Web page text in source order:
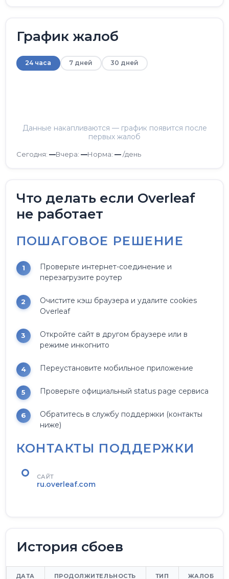
График жалоб
24 часа 7 дней 30 дней
Данные накапливаются — график появится после
первых жалоб
Сегодня: —Вчера: —Норма: —/день
Что делать если Overleaf
не работает
ПОШАГОВОЕ РЕШЕНИЕ
Проверьте интернет-соединение и
перезагрузите роутер
Очистите кэш браузера и удалите cookies
Overleaf
Откройте сайт в другом браузере или в
режиме инкогнито
Переустановите мобильное приложение
Проверьте официальный status page сервиса
Обратитесь в службу поддержки (контакты
ниже)
КОНТАКТЫ ПОДДЕРЖКИ
САЙТ
ru.overleaf.com
История сбоев
ДАТА ПРОДОЛЖИТЕЛЬНОСТЬ ТИП ЖАЛОБ